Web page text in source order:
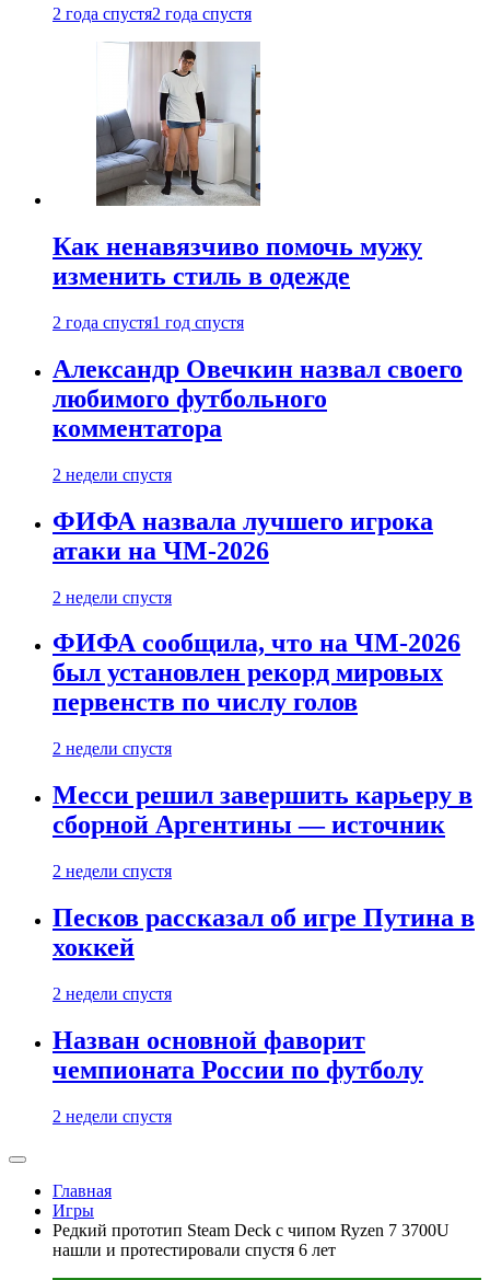
2 года спустя2 года спустя
Как ненавязчиво помочь мужу
изменить стиль в одежде
2 года спустя1 год спустя
Александр Овечкин назвал своего
любимого футбольного
комментатора
2 недели спустя
ФИФА назвала лучшего игрока
атаки на ЧМ-2026
2 недели спустя
ФИФА сообщила, что на ЧМ-2026
был установлен рекорд мировых
первенств по числу голов
2 недели спустя
Месси решил завершить карьеру в
сборной Аргентины — источник
2 недели спустя
Песков рассказал об игре Путина в
хоккей
2 недели спустя
Назван основной фаворит
чемпионата России по футболу
2 недели спустя
Главная
Игры
Редкий прототип Steam Deck с чипом Ryzen 7 3700U
нашли и протестировали спустя 6 лет